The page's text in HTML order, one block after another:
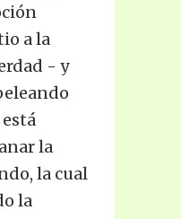
a la
- y
la
la cual
la